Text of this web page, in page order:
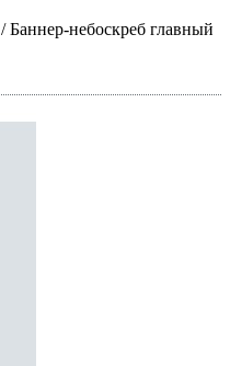
/ Баннер-небоскреб главный